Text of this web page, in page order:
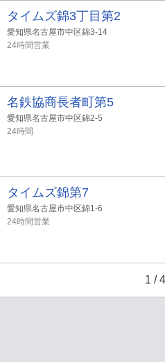
タイムズ錦3丁目第2
愛知県名古屋市中区錦3-14
24時間営業
名鉄協商長者町第5
愛知県名古屋市中区錦2-5
24時間
タイムズ錦第7
愛知県名古屋市中区錦1-6
24時間営業
1 / 4